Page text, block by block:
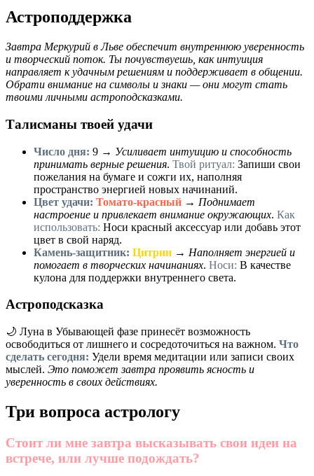
Астроподдержка
Завтра Меркурий в Льве обеспечит внутреннюю уверенность
и творческий поток. Ты почувствуешь, как интуиция
направляет к удачным решениям и поддерживает в общении.
Обрати внимание на символы и знаки — они могут стать
твоими личными астроподсказками.
Талисманы твоей удачи
Число дня: 9 → Усиливает интуицию и способность
принимать верные решения. Твой ритуал: Запиши свои
пожелания на бумаге и сожги их, наполняя
пространство энергией новых начинаний.
Цвет удачи: Томато-красный → Поднимает
настроение и привлекает внимание окружающих. Как
использовать: Носи красный аксессуар или добавь этот
цвет в свой наряд.
Камень-защитник: Цитрин → Наполняет энергией и
помогает в творческих начинаниях. Носи: В качестве
кулона для поддержки внутреннего света.
Астроподсказка
🌙 Луна в Убывающей фазе принесёт возможность
освободиться от лишнего и сосредоточиться на важном. Что
сделать сегодня: Удели время медитации или записи своих
мыслей. Это поможет завтра проявить ясность и
уверенность в своих действиях.
Три вопроса астрологу
Стоит ли мне завтра высказывать свои идеи на
встрече, или лучше подождать?